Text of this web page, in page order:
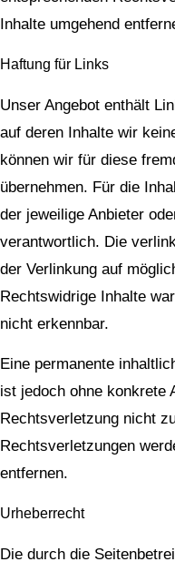
Inhalte umgehend
Haftung für Links
Unser Angebot enthält
auf deren Inhalte wir
können wir für diese
übernehmen. Für die
der jeweilige Anbieter
verantwortlich. Die
der Verlinkung auf
Rechtswidrige Inhalte
nicht erkennbar.
Eine permanente
ist jedoch ohne konkrete
Rechtsverletzung nicht
Rechtsverletzungen
entfernen.
Urheberrecht
Die durch die